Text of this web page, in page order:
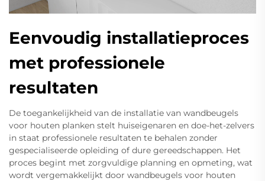
Eenvoudig installatieproces
met professionele
resultaten
De toegankelijkheid van de installatie van wandbeugels
voor houten planken stelt huiseigenaren en doe-het-zelvers
in staat professionele resultaten te behalen zonder
gespecialiseerde opleiding of dure gereedschappen. Het
proces begint met zorgvuldige planning en opmeting, wat
wordt vergemakkelijkt door wandbeugels voor houten